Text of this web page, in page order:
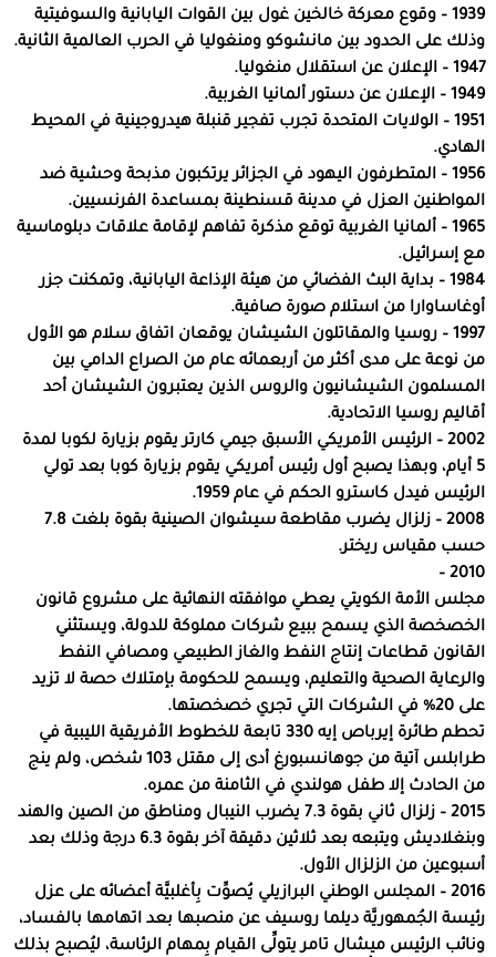
1939 – وقوع معركة خالخين غول بين القوات اليابانية والسوفيتية
وذلك على الحدود بين مانشوكو ومنغوليا في الحرب العالمية الثانية.
1947 – الإعلان عن استقلال منغوليا.
1949 – الإعلان عن دستور ألمانيا الغربية.
1951 – الولايات المتحدة تجرب تفجير قنبلة هيدروجينية في المحيط
الهادي.
1956 – المتطرفون اليهود في الجزائر يرتكبون مذبحة وحشية ضد
المواطنين العزل في مدينة قسنطينة بمساعدة الفرنسيين.
1965 – ألمانيا الغربية توقع مذكرة تفاهم لإقامة علاقات دبلوماسية
مع إسرائيل.
1984 – بداية البث الفضائي من هيئة الإذاعة اليابانية، وتمكنت جزر
أوغاساوارا من استلام صورة صافية.
1997 – روسيا والمقاتلون الشيشان يوقعان اتفاق سلام هو الأول
من نوعة على مدى أكثر من أربعمائه عام من الصراع الدامي بين
المسلمون الشيشانيون والروس الذين يعتبرون الشيشان أحد
أقاليم روسيا الاتحادية.
2002 – الرئيس الأمريكي الأسبق جيمي كارتر يقوم بزيارة لكوبا لمدة
5 أيام، وبهذا يصبح أول رئيس أمريكي يقوم بزيارة كوبا بعد تولي
الرئيس فيدل كاسترو الحكم في عام 1959.
2008 – زلزال يضرب مقاطعة سيشوان الصينية بقوة بلغت 7.8
حسب مقياس ريختر.
2010 –
مجلس الأمة الكويتي يعطي موافقته النهائية على مشروع قانون
الخصخصة الذي يسمح ببيع شركات مملوكة للدولة، ويستثني
القانون قطاعات إنتاج النفط والغاز الطبيعي ومصافي النفط
والرعاية الصحية والتعليم، ويسمح للحكومة بإمتلاك حصة لا تزيد
على 20% في الشركات التي تجري خصخصتها.
تحطم طائرة إيرباص إيه 330 تابعة للخطوط الأفريقية الليبية في
طرابلس آتية من جوهانسبورغ أدى إلى مقتل 103 شخص، ولم ينج
من الحادث إلا طفل هولندي في الثامنة من عمره.
2015 – زلزال ثاني بقوة 7.3 يضرب النيبال ومناطق من الصين والهند
وبنغلاديش ويتبعه بعد ثلاثين دقيقة آخر بقوة 6.3 درجة وذلك بعد
أسبوعين من الزلزال الأول.
2016 – المجلس الوطني البرازيلي يُصوِّت بِأغلبيَّة أعضائه على عزل
رئيسة الجُمهوريَّة ديلما روسيف عن منصبها بعد اتهامها بالفساد،
ونائب الرئيس ميشال تامر يتولِّى القيام بِمهام الرئاسة، ليُصبح بذلك